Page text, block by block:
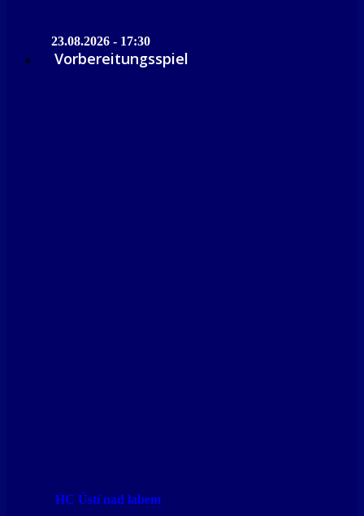
23.08.2026 - 17:30
Vorbereitungsspiel
HC Ústí nad labem